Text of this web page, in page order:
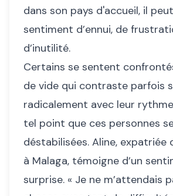
dans son pays d'accueil, il
sentiment d’ennui, de
d’inutilité.
Certains se sentent
de vide qui contraste parfois
radicalement avec leur rythme
tel point que ces personnes
déstabilisées. Aline, expatriée
à Malaga, témoigne d’un
surprise. « Je ne m’attendais